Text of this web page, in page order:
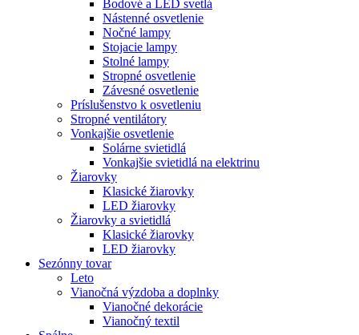
Bodové a LED svetlá
Nástenné osvetlenie
Nočné lampy
Stojacie lampy
Stolné lampy
Stropné osvetlenie
Závesné osvetlenie
Príslušenstvo k osvetleniu
Stropné ventilátory
Vonkajšie osvetlenie
Solárne svietidlá
Vonkajšie svietidlá na elektrinu
Žiarovky
Klasické žiarovky
LED žiarovky
Žiarovky a svietidlá
Klasické žiarovky
LED žiarovky
Sezónny tovar
Leto
Vianočná výzdoba a doplnky
Vianočné dekorácie
Vianočný textil